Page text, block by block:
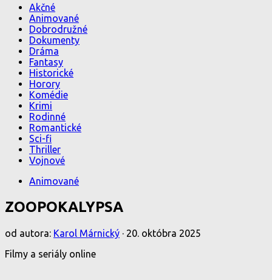
Akčné
Animované
Dobrodružné
Dokumenty
Dráma
Fantasy
Historické
Horory
Komédie
Krimi
Rodinné
Romantické
Sci-fi
Thriller
Vojnové
Animované
ZOOPOKALYPSA
od autora: Karol Márnický · 20. októbra 2025
Filmy a seriály online